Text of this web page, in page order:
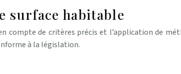
surface habitable
compte de critères précis et l’application de
à la législation.